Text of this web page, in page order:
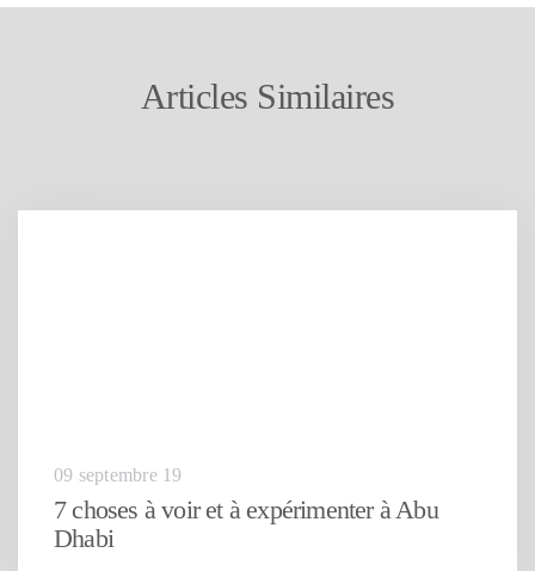
Articles Similaires
09 septembre 19
7 choses à voir et à expérimenter à Abu
Dhabi